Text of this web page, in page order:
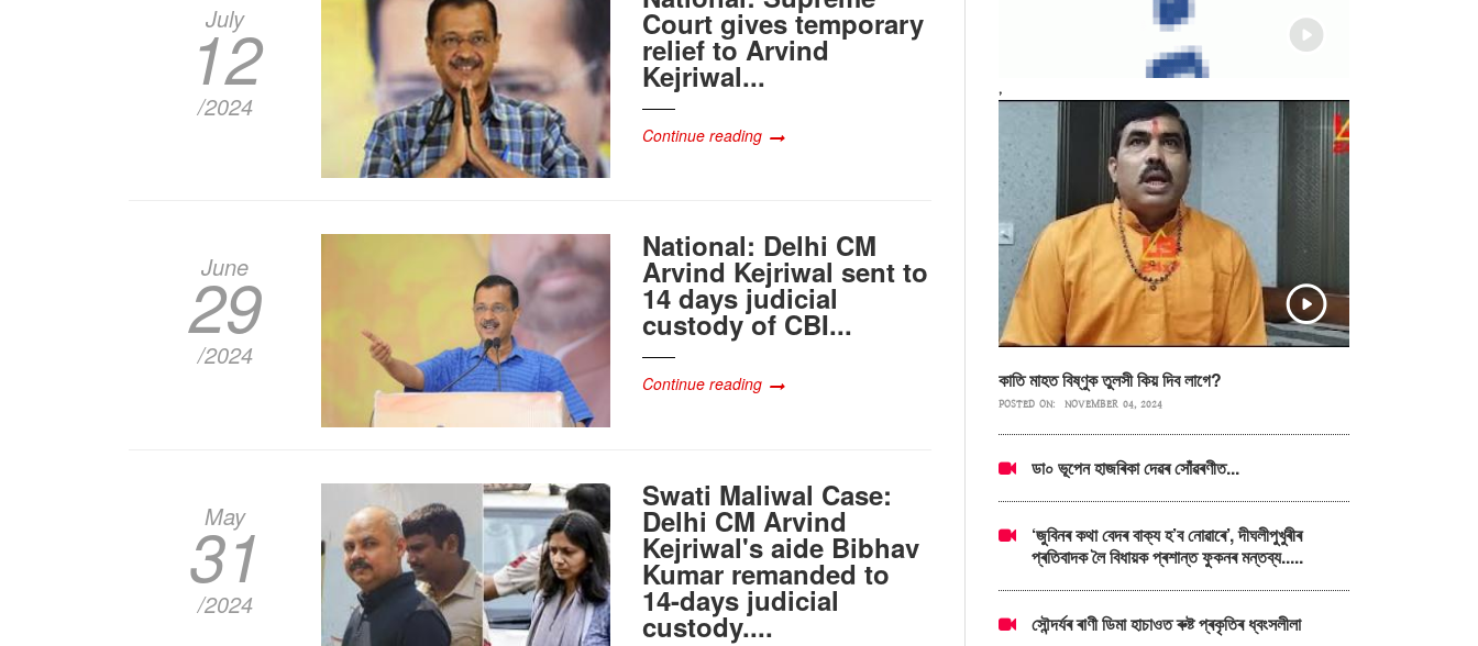
July
12
/2024
Court gives temporary
relief to Arvind
Kejriwal...
Continue reading
June
29
/2024
National: Delhi CM
Arvind Kejriwal sent to
14 days judicial
custody of CBI...
Continue reading
May
31
/2024
Swati Maliwal Case:
Delhi CM Arvind
Kejriwal's aide Bibhav
Kumar remanded to
14-days judicial
custody....
,
কাতি মাহত বিষ্ণুক তুলসী কিয় দিব লাগে?
POSTED ON: NOVEMBER 04, 2024
ডা০ ভূপেন হাজৰিকা দেৱৰ সোঁৱৰণীত...
‘জুবিনৰ কথা বেদৰ বাক্য হ’ব নোৱাৰে’, দীঘলীপুখুৰীৰ
প্ৰতিবাদক লৈ বিধায়ক প্ৰশান্ত ফুকনৰ মন্তব্য.....
সৌন্দৰ্যৰ ৰাণী ডিমা হাচাওত ৰুষ্ট প্ৰকৃতিৰ ধ্বংসলীলা